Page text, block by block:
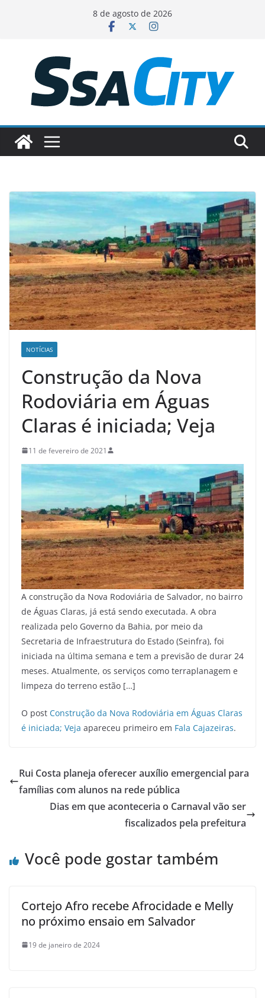
conteúdo
8 de agosto de 2026
NOTÍCIAS
Construção da Nova
Rodoviária em Águas
Claras é iniciada; Veja
11 de fevereiro de 2021
A construção da Nova Rodoviária de Salvador, no bairro
de Águas Claras, já está sendo executada. A obra
realizada pelo Governo da Bahia, por meio da
Secretaria de Infraestrutura do Estado (Seinfra), foi
iniciada na última semana e tem a previsão de durar 24
meses. Atualmente, os serviços como terraplanagem e
limpeza do terreno estão […]
O post Construção da Nova Rodoviária em Águas Claras
é iniciada; Veja apareceu primeiro em Fala Cajazeiras.
Rui Costa planeja oferecer auxílio emergencial para
famílias com alunos na rede pública
Dias em que aconteceria o Carnaval vão ser
fiscalizados pela prefeitura
Você pode gostar também
Cortejo Afro recebe Afrocidade e Melly
no próximo ensaio em Salvador
19 de janeiro de 2024